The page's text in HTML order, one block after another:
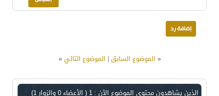
« الموضوع السابق| الموضوع التالي»
الذين يشاهدون محتوى الموضوع الآن : 1 ( الأعضاء 0 والزوار 1)